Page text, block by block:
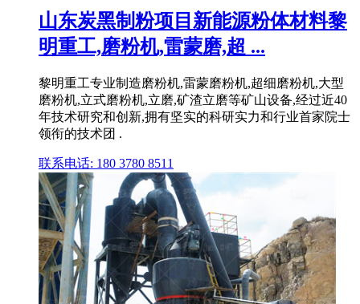
山东炭黑制粉项目新能源粉体材料黎
明重工,磨粉机,雷蒙磨,超 ...
黎明重工专业制造磨粉机,雷蒙磨粉机,超细磨粉机,大型
磨粉机,立式磨粉机,立磨,矿渣立磨等矿山设备,经过近40
年技术研究和创新,拥有坚实的科研实力和行业首家院士
领衔的技术团 .
联系电话: 180 3780 8511